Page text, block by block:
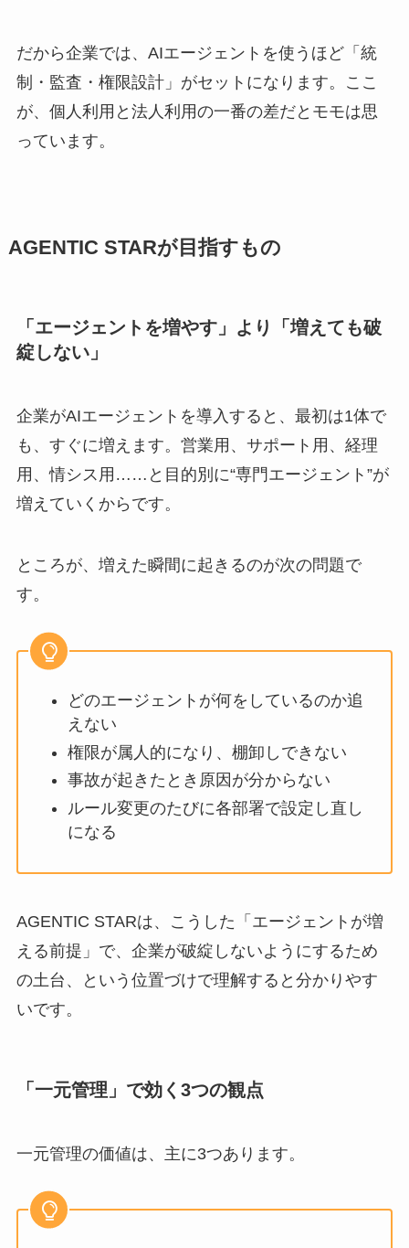
だから企業では、AIエージェントを使うほど「統
制・監査・権限設計」がセットになります。ここ
が、個人利用と法人利用の一番の差だとモモは思
っています。
AGENTIC STARが目指すもの
「エージェントを増やす」より「増えても破
綻しない」
企業がAIエージェントを導入すると、最初は1体で
も、すぐに増えます。営業用、サポート用、経理
用、情シス用……と目的別に“専門エージェント”が
増えていくからです。
ところが、増えた瞬間に起きるのが次の問題で
す。
どのエージェントが何をしているのか追
えない
権限が属人的になり、棚卸しできない
事故が起きたとき原因が分からない
ルール変更のたびに各部署で設定し直し
になる
AGENTIC STARは、こうした「エージェントが増
える前提」で、企業が破綻しないようにするため
の土台、という位置づけで理解すると分かりやす
いです。
「一元管理」で効く3つの観点
一元管理の価値は、主に3つあります。